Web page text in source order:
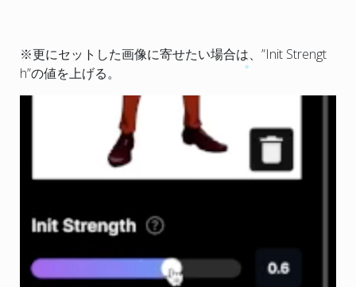
※更にセットした画像に寄せたい場合は、”Init Strengt
h”の値を上げる。